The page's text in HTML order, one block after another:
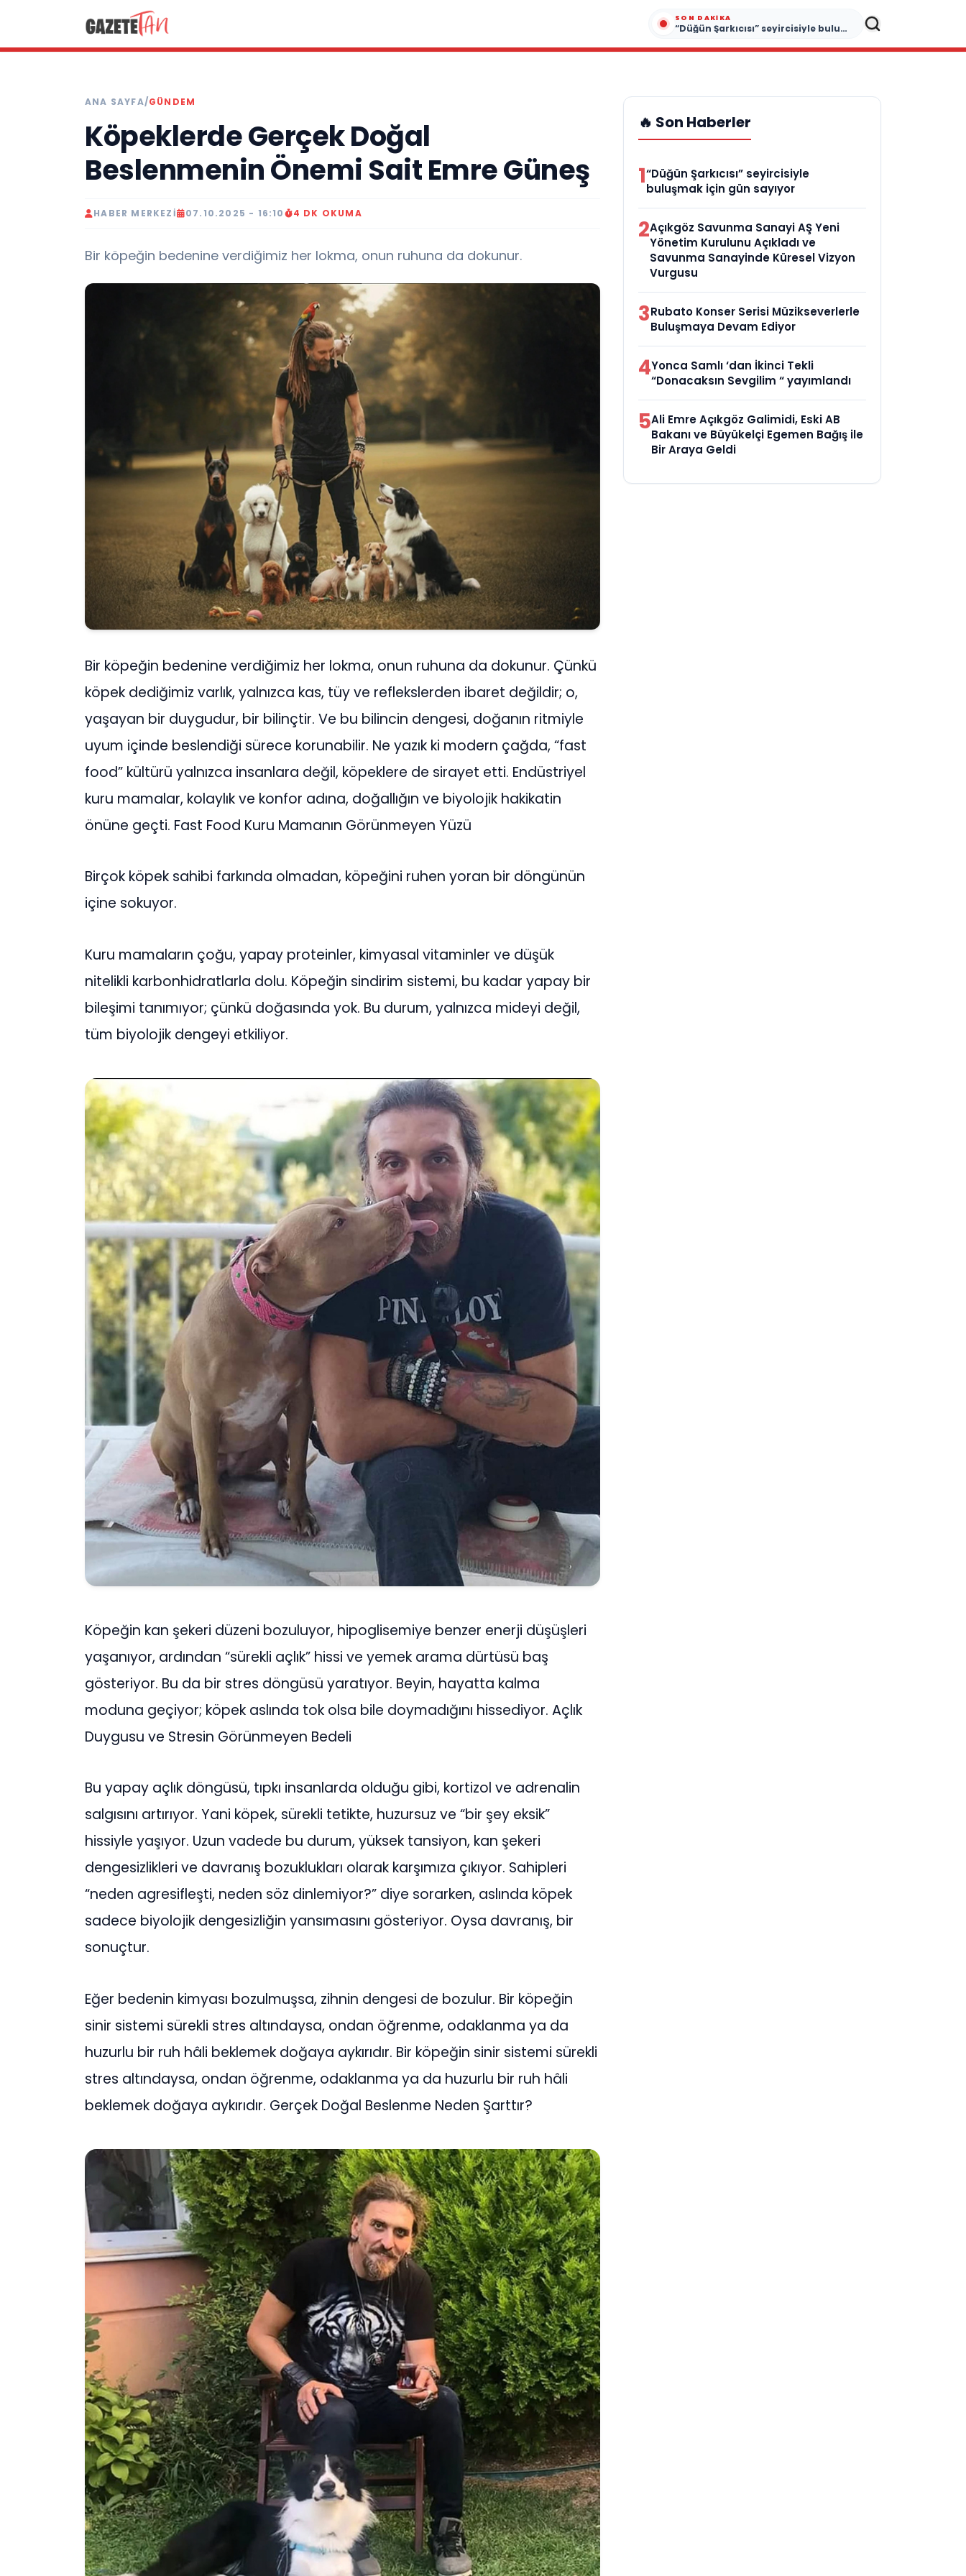
SON DAKIKA
“Düğün Şarkıcısı” seyircisiyle buluşmak için gün sayıyor
ANA SAYFA/GÜNDEM
Köpeklerde Gerçek Doğal
Beslenmenin Önemi Sait Emre Güneş
HABER MERKEZI 07.10.2025 - 16:10 4 DK OKUMA
Bir köpeğin bedenine verdiğimiz her lokma, onun ruhuna da dokunur.
Bir köpeğin bedenine verdiğimiz her lokma, onun ruhuna da dokunur. Çünkü
köpek dediğimiz varlık, yalnızca kas, tüy ve reflekslerden ibaret değildir; o,
yaşayan bir duygudur, bir bilinçtir. Ve bu bilincin dengesi, doğanın ritmiyle
uyum içinde beslendiği sürece korunabilir. Ne yazık ki modern çağda, “fast
food” kültürü yalnızca insanlara değil, köpeklere de sirayet etti. Endüstriyel
kuru mamalar, kolaylık ve konfor adına, doğallığın ve biyolojik hakikatin
önüne geçti. Fast Food Kuru Mamanın Görünmeyen Yüzü
Birçok köpek sahibi farkında olmadan, köpeğini ruhen yoran bir döngünün
içine sokuyor.
Kuru mamaların çoğu, yapay proteinler, kimyasal vitaminler ve düşük
nitelikli karbonhidratlarla dolu. Köpeğin sindirim sistemi, bu kadar yapay bir
bileşimi tanımıyor; çünkü doğasında yok. Bu durum, yalnızca mideyi değil,
tüm biyolojik dengeyi etkiliyor.
Köpeğin kan şekeri düzeni bozuluyor, hipoglisemiye benzer enerji düşüşleri
yaşanıyor, ardından “sürekli açlık” hissi ve yemek arama dürtüsü baş
gösteriyor. Bu da bir stres döngüsü yaratıyor. Beyin, hayatta kalma
moduna geçiyor; köpek aslında tok olsa bile doymadığını hissediyor. Açlık
Duygusu ve Stresin Görünmeyen Bedeli
Bu yapay açlık döngüsü, tıpkı insanlarda olduğu gibi, kortizol ve adrenalin
salgısını artırıyor. Yani köpek, sürekli tetikte, huzursuz ve “bir şey eksik”
hissiyle yaşıyor. Uzun vadede bu durum, yüksek tansiyon, kan şekeri
dengesizlikleri ve davranış bozuklukları olarak karşımıza çıkıyor. Sahipleri
“neden agresifleşti, neden söz dinlemiyor?” diye sorarken, aslında köpek
sadece biyolojik dengesizliğin yansımasını gösteriyor. Oysa davranış, bir
sonuçtur.
Eğer bedenin kimyası bozulmuşsa, zihnin dengesi de bozulur. Bir köpeğin
sinir sistemi sürekli stres altındaysa, ondan öğrenme, odaklanma ya da
huzurlu bir ruh hâli beklemek doğaya aykırıdır. Bir köpeğin sinir sistemi sürekli
stres altındaysa, ondan öğrenme, odaklanma ya da huzurlu bir ruh hâli
beklemek doğaya aykırıdır. Gerçek Doğal Beslenme Neden Şarttır?
🔥 Son Haberler
1“Düğün Şarkıcısı” seyircisiyle
buluşmak için gün sayıyor
2Açıkgöz Savunma Sanayi AŞ Yeni
Yönetim Kurulunu Açıkladı ve
Savunma Sanayinde Küresel Vizyon
Vurgusu
3Rubato Konser Serisi Müzikseverlerle
Buluşmaya Devam Ediyor
4Yonca Samlı ‘dan İkinci Tekli
“Donacaksın Sevgilim “ yayımlandı
5Ali Emre Açıkgöz Galimidi, Eski AB
Bakanı ve Büyükelçi Egemen Bağış ile
Bir Araya Geldi